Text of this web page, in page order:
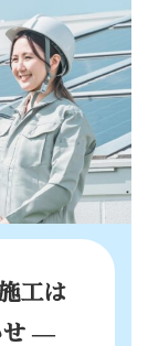
工は
せ —